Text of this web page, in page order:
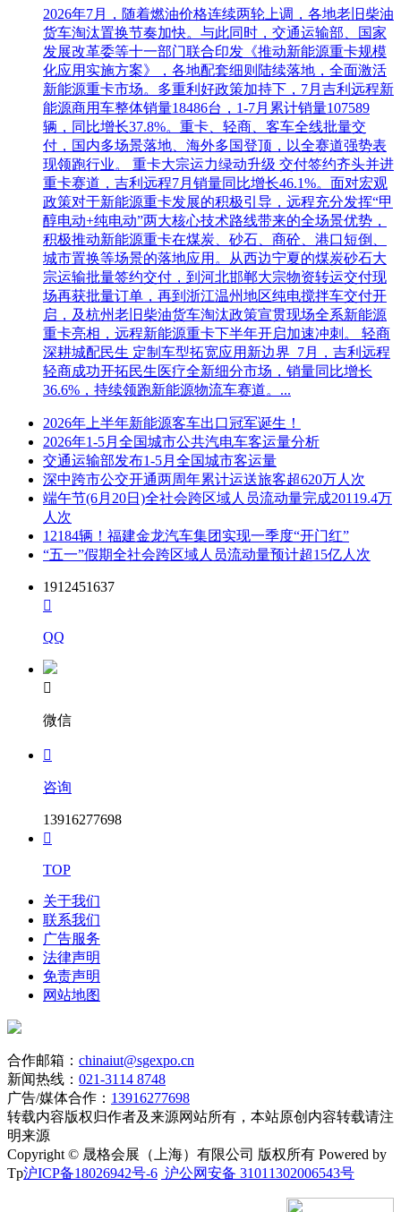
2026年7月，随着燃油价格连续两轮上调，各地老旧柴油
货车淘汰置换节奏加快。与此同时，交通运输部、国家
发展改革委等十一部门联合印发《推动新能源重卡规模
化应用实施方案》，各地配套细则陆续落地，全面激活
新能源重卡市场。多重利好政策加持下，7月吉利远程新
能源商用车整体销量18486台，1-7月累计销量107589
辆，同比增长37.8%。重卡、轻商、客车全线批量交
付，国内多场景落地、海外多国登顶，以全赛道强势表
现领跑行业。 重卡大宗运力绿动升级 交付签约齐头并进
重卡赛道，吉利远程7月销量同比增长46.1%。面对宏观
政策对于新能源重卡发展的积极引导，远程充分发挥“甲
醇电动+纯电动”两大核心技术路线带来的全场景优势，
积极推动新能源重卡在煤炭、砂石、商砼、港口短倒、
城市置换等场景的落地应用。从西边宁夏的煤炭砂石大
宗运输批量签约交付，到河北邯郸大宗物资转运交付现
场再获批量订单，再到浙江温州地区纯电搅拌车交付开
启，及杭州老旧柴油货车淘汰政策宣贯现场全系新能源
重卡亮相，远程新能源重卡下半年开启加速冲刺。 轻商
深耕城配民生 定制车型拓宽应用新边界 7月，吉利远程
轻商成功开拓民生医疗全新细分市场，销量同比增长
36.6%，持续领跑新能源物流车赛道。...
2026年上半年新能源客车出口冠军诞生！
2026年1-5月全国城市公共汽电车客运量分析
交通运输部发布1-5月全国城市客运量
深中跨市公交开通两周年累计运送旅客超620万人次
端午节(6月20日)全社会跨区域人员流动量完成20119.4万
人次
12184辆！福建金龙汽车集团实现一季度“开门红”
“五一”假期全社会跨区域人员流动量预计超15亿人次
1912451637

QQ

微信

咨询
13916277698

TOP
关于我们
联系我们
广告服务
法律声明
免责声明
网站地图
合作邮箱： chinaiut@sgexpo.cn
新闻热线： 021-3114 8748
广告/媒体合作： 13916277698
转载内容版权归作者及来源网站所有，本站原创内容转载请注
明来源
Copyright © 晟格会展（上海）有限公司 版权所有 Powered by
Tp沪ICP备18026942号-6 沪公网安备 31011302006543号